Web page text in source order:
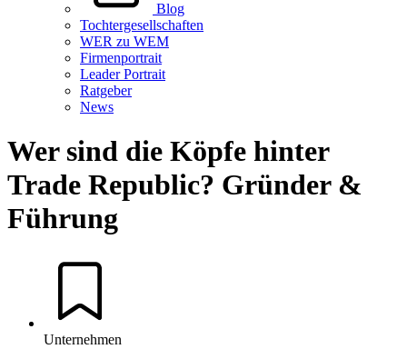
Blog
Tochtergesellschaften
WER zu WEM
Firmenportrait
Leader Portrait
Ratgeber
News
Wer sind die Köpfe hinter
Trade Republic? Gründer &
Führung
Unternehmen